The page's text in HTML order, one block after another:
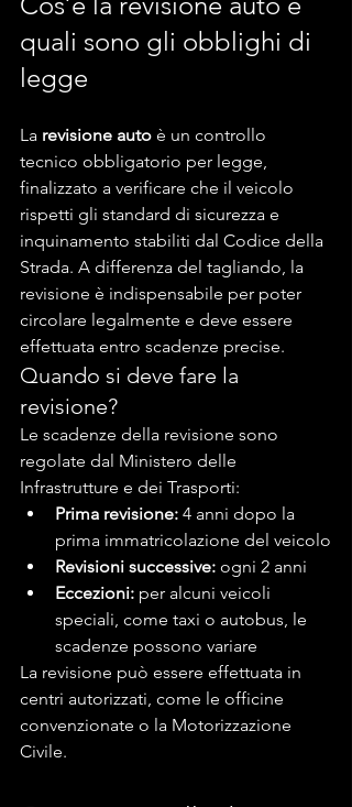
quali sono gli obblighi di
legge
La revisione auto è un controllo
tecnico obbligatorio per legge,
finalizzato a verificare che il veicolo
rispetti gli standard di sicurezza e
inquinamento stabiliti dal Codice della
Strada. A differenza del tagliando, la
revisione è indispensabile per poter
circolare legalmente e deve essere
effettuata entro scadenze precise.
Quando si deve fare la
revisione?
Le scadenze della revisione sono
regolate dal Ministero delle
Infrastrutture e dei Trasporti:
Prima revisione: 4 anni dopo la
prima immatricolazione del veicolo
Revisioni successive: ogni 2 anni
Eccezioni: per alcuni veicoli
speciali, come taxi o autobus, le
scadenze possono variare
La revisione può essere effettuata in
centri autorizzati, come le officine
convenzionate o la Motorizzazione
Civile.